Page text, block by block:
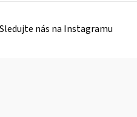
Sledujte nás na Instagramu